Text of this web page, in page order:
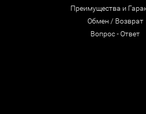
Преимущества и
Обмен / Возврат
Вопрос - Ответ